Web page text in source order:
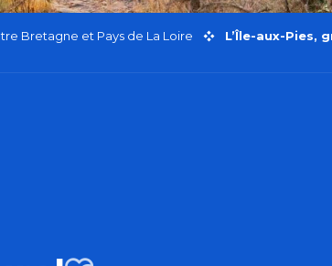
Bretagne et Pays de La Loire L’Île-aux-Pies,